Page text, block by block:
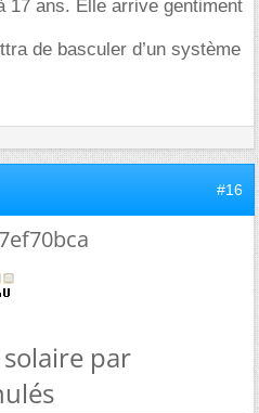
17 ans. Elle arrive gentiment
de basculer d’un système
#16
solaire par